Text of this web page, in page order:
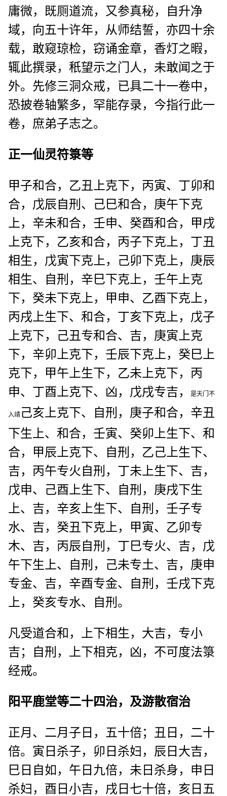
庸微，既厕道流，又参真秘，自升净
域，向五十许年，从师结誓，亦四十余
载，敢窥琼检，窃诵金章，香灯之暇，
辄此撰录，秖望示之门人，未敢闻之于
外。先修三洞众戒，已具二十一卷中，
恐披卷轴繁多，罕能存录，今指行此一
卷，庶弟子志之。
正一仙灵符箓等
甲子和合，乙丑上克下，丙寅、丁卯和
合，戊辰自刑、己巳和合，庚午下克
上，辛未和合，壬申、癸酉和合，甲戌
上克下，乙亥和合，丙子下克上，丁丑
相生，戊寅下克上，己卯下克上，庚辰
相生、自刑，辛巳下克上，壬午上克
下，癸未下克上，甲申、乙酉下克上，
丙戌上生下、和合，丁亥下克上，戊子
上克下，己丑专和合、吉，庚寅上克
下，辛卯上克下，壬辰下克上，癸巳上
克下，甲午上生下，乙未上克下，丙
申、丁酉上克下、凶，戊戌专吉，
是天门不
入靖 己亥上克下、自刑，庚子和合，辛丑
下生上、和合，壬寅、癸卯上生下、和
合，甲辰上克下、自刑，乙己上生下、
吉，丙午专火自刑，丁未上生下、吉，
戊申、己酉上生下、自刑，庚戌下生
上、吉，辛亥上生下、自刑，壬子专
水、吉，癸丑下克上，甲寅、乙卯专
木、吉，丙辰自刑，丁巳专火、吉，戊
午下生上、自刑，己未专土、吉，庚申
专金、吉，辛酉专金、自刑，壬戌下克
上，癸亥专水、自刑。
凡受道合和，上下相生，大吉，专小
吉；自刑，上下相克，凶，不可度法箓
经戒。
阳平鹿堂等二十四治，及游散宿治
正月、二月子日，五十倍；丑日，二十
倍。寅日杀子，卯日杀妇，辰日大吉，
巳日自如，午日九倍，未日杀身，申日
杀妇，酉日小吉，戌日七十倍，亥日五